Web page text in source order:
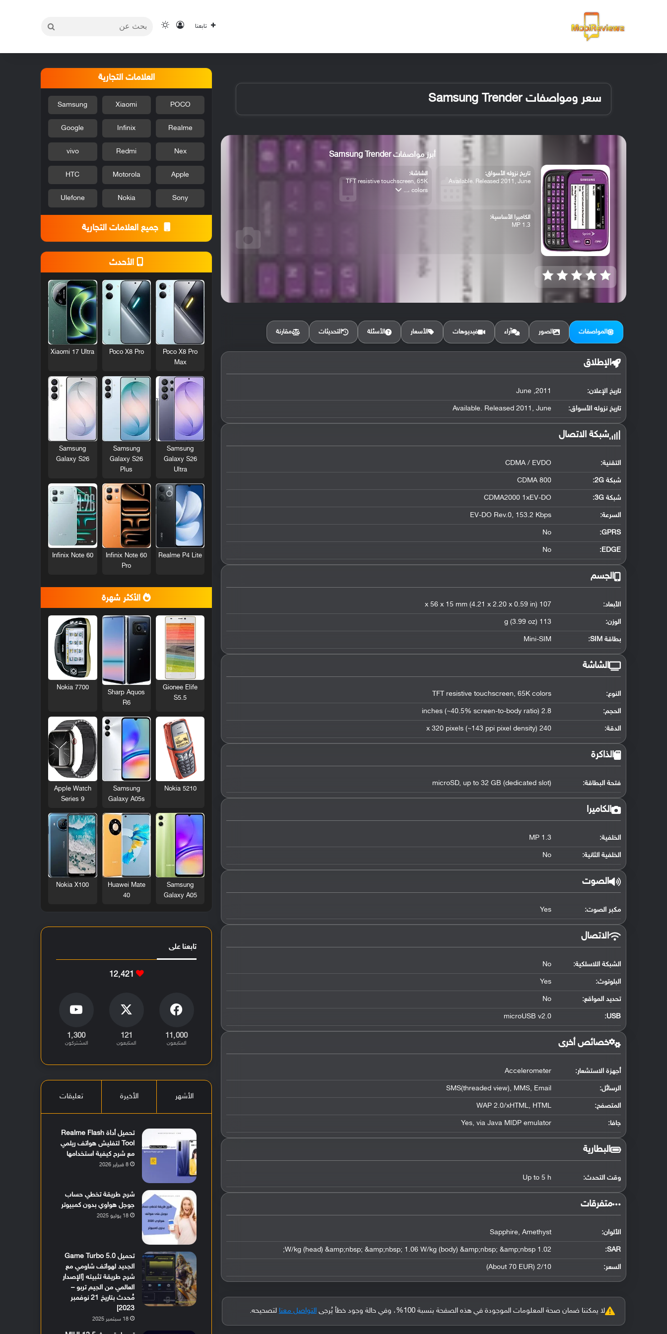
تابعنا تسجيل الدخول
الوضع المظلم
سعر ومواصفات Samsung Trender
أبرز مواصفات Samsung Trender
تاريخ نزوله الأسواق:
Available. Released 2011, June
الشاشة:
TFT resistive touchscreen, 65K
colors ،...
الكاميرا الأساسية:
1.3 MP
المواصفات الصور آراء فيديوهات الأسعار الأسئلة التحديثات مقارنة
الإطلاق
تاريخ الإعلان: 2011, June
تاريخ نزوله الأسواق: Available. Released 2011, June
شبكة الاتصال
التقنية: CDMA / EVDO
شبكة 2G: CDMA 800
شبكة 3G :
CDMA2000 1xEV-DO
السرعة: EV-DO Rev.0, 153.2 Kbps
GPRS:
No
EDGE:
No
الجسم
الأبعاد: 107 x 56 x 15 mm (4.21 x 2.20 x 0.59 in)
الوزن: 113 g (3.99 oz)
بطاقة SIM: Mini-SIM
الشاشة
النوع: TFT resistive touchscreen, 65K colors
الحجم: 2.8 inches (~40.5% screen-to-body ratio)
الدقة: 240 x 320 pixels (~143 ppi pixel density)
الذاكرة
فتحة البطاقة: microSD, up to 32 GB (dedicated slot)
الكاميرا
الخلفية: 1.3 MP
الخلفية الثانية: No
الصوت
مكبر الصوت: Yes
الاتصال
الشبكة اللاسلكية: No
البلوتوث:
Yes
تحديد المواقع:
No
USB
:
microUSB v2.0
خصائص أخرى
أجهزة الاستشعار: Accelerometer
الرسائل: SMS(threaded view), MMS, Email
المتصفح: WAP 2.0/xHTML, HTML
جافا: Yes, via Java MIDP emulator
البطارية
وقت التحدث: Up to 5 h
‏متفرقات‏
الألوان: Sapphire, Amethyst
SAR
:
1.02 W/kg (head) &amp;nbsp; &amp;nbsp; 1.06 W/kg (body) &amp;nbsp; &amp;nbsp;
السعر: 2/10 (About 70 EUR)
لا يمكننا ضمان صحة المعلومات الموجودة في هذه الصفحة بنسبة 100%، وفي حالة وجود خطأ يُرجى التواصل معنا لتصحيحه.
العلامات التجارية
POCO
Xiaomi
Samsung
Realme
Infinix
Google
Nex
Redmi
vivo
Apple
Motorola
HTC
Sony
Nokia
Ulefone
جميع العلامات التجارية
الأحدث
Poco X8 Pro
Max
Poco X8 Pro
Xiaomi 17 Ultra
Samsung
Galaxy S26
Ultra
Samsung
Galaxy S26
Plus
Samsung
Galaxy S26
Realme P4 Lite
Infinix Note 60
Pro
Infinix Note 60
الأكثر شهرة
Gionee Elife
S5.5
Sharp Aquos
R6
Nokia 7700
Nokia 5210
Samsung
Galaxy A05s
Apple Watch
Series 9
Samsung
Galaxy A05
Huawei Mate
40
Nokia X100
تابعنا على
12٬421
11٬000
المتابعون
121
المتابعون
1٬300
المشتركون
الأشهر الأخيرة تعليقات
تحميل أداة Realme Flash
Tool لتفليش هواتف ريلمي
مع شرح كيفية استخدامها
8 فبراير 2026
شرح طريقة تخطي حساب
جوجل هواوي بدون كمبيوتر
18 يوليو 2025
تحميل Game Turbo 5.0
الجديد لهواتف شاومي مع
شرح طريقة تثبيته [الإصدار
العالمي من الجيم تربو –
مُحدث بتاريخ 21 نوفمبر
2023]
18 سبتمبر 2025